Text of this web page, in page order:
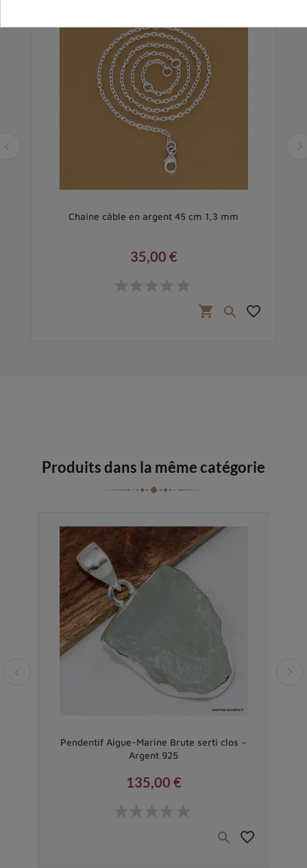
Chaîne câble en argent 45 cm 1,3 mm
35,00 €
shopping_cart  favorite_border
Produits dans la même catégorie
Pendentif Aigue-Marine Brute serti clos –
Argent 925
135,00 €
 favorite_border